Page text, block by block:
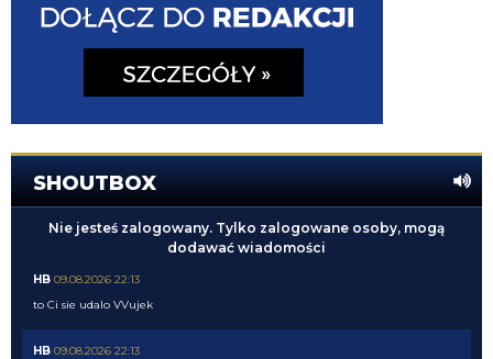
SHOUTBOX
Nie jesteś zalogowany. Tylko zalogowane osoby, mogą
dodawać wiadomości
HB 09.08.2026 22:13
to Ci sie udalo VVujek
HB 09.08.2026 22:13